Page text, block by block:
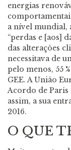
energias
a nível mundial,
“perdas e [aos]
das alterações
necessitava de
pelo menos, 55
GEE. A União
Acordo de Paris
assim, a sua
2016.
O QUE